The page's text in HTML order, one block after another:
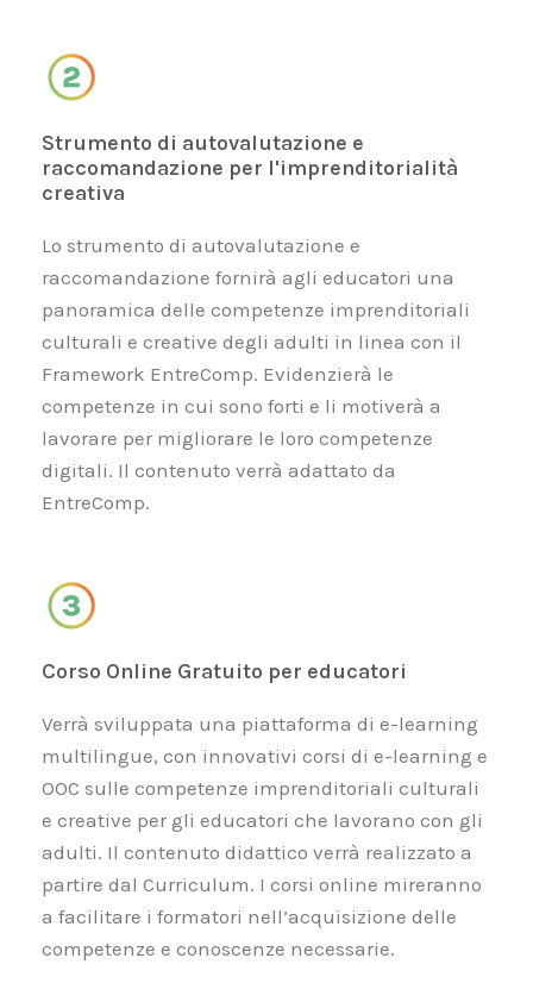
Strumento di autovalutazione e
raccomandazione per l'imprenditorialità
creativa
Lo strumento di autovalutazione e
raccomandazione fornirà agli educatori una
panoramica delle competenze imprenditoriali
culturali e creative degli adulti in linea con il
Framework EntreComp. Evidenzierà le
competenze in cui sono forti e li motiverà a
lavorare per migliorare le loro competenze
digitali. Il contenuto verrà adattato da
EntreComp.
Corso Online Gratuito per educatori
Verrà sviluppata una piattaforma di e-learning
multilingue, con innovativi corsi di e-learning e
OOC sulle competenze imprenditoriali culturali
e creative per gli educatori che lavorano con gli
adulti. Il contenuto didattico verrà realizzato a
partire dal Curriculum. I corsi online mireranno
a facilitare i formatori nell’acquisizione delle
competenze e conoscenze necessarie.